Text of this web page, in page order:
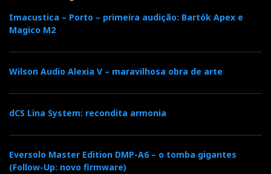
WOM, a grande montra do hifi de luxo em NY (ver
Neste contexto, a WOM Townhouse, no Soho, passa a
ser uma visita obrigatória para todos os audiófilos que
passem por NY (ver reportagem integral, seguindo os
espera é longa…
Imacustica – Porto – primeira audição: Bartók Apex e
Magico M2
Wilson Audio Alexia V – maravilhosa obra de arte
dCS Lina System: recondita armonia
Eversolo Master Edition DMP-A6 – o tomba gigantes
(Follow-Up: novo firmware)